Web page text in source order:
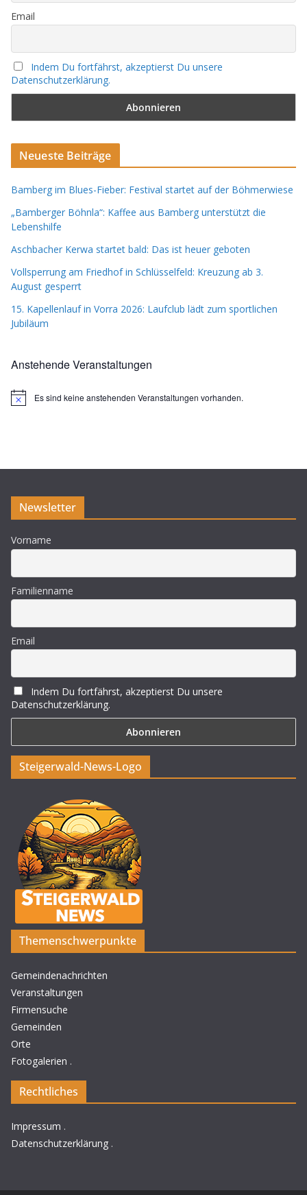
Email
Indem Du fortfährst, akzeptierst Du unsere
Datenschutzerklärung.
Neueste Beiträge
Bamberg im Blues-Fieber: Festival startet auf der Böhmerwiese
„Bamberger Böhnla“: Kaffee aus Bamberg unterstützt die
Lebenshilfe
Aschbacher Kerwa startet bald: Das ist heuer geboten
Vollsperrung am Friedhof in Schlüsselfeld: Kreuzung ab 3.
August gesperrt
15. Kapellenlauf in Vorra 2026: Laufclub lädt zum sportlichen
Jubiläum
Anstehende Veranstaltungen
H
s
Es sind keine anstehenden Veranstaltungen vorhanden.
Newsletter
Vorname
Familienname
Email
Indem Du fortfährst, akzeptierst Du unsere
Datenschutzerklärung.
Steigerwald-News-Logo
Themenschwerpunkte
Gemeindenachrichten
Veranstaltungen
Firmensuche
Gemeinden
Orte
Fotogalerien .
Rechtliches
Impressum .
Datenschutzerklärung .